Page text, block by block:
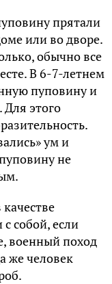
прятали
или во дворе.
обычно все
В 6-7-летнем
пуповину и
Для этого
ум и
не
собой, если
военный поход
же человек